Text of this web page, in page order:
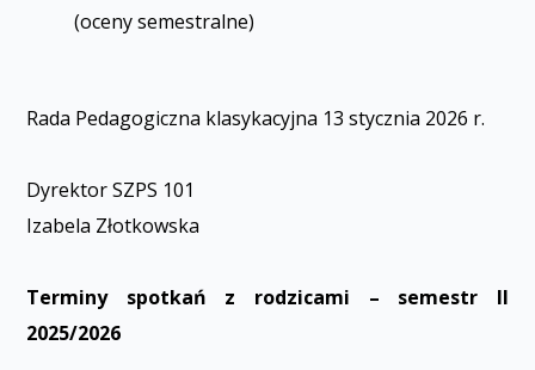
(oceny semestralne)
Rada Pedagogiczna klasyfikacyjna 13 stycznia 2026 r.
Dyrektor SZPS 101
Izabela Złotkowska
Terminy spotkań z rodzicami – semestr II
2025/2026